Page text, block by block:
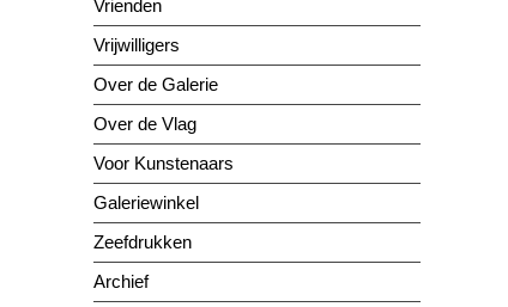
Vrienden
Vrijwilligers
Over de Galerie
Over de Vlag
Voor Kunstenaars
Galeriewinkel
Zeefdrukken
Archief